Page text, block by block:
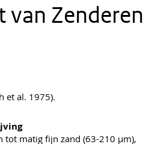
van Zenderen
et al. 1975).
tot matig fijn zand (63-210 µm),